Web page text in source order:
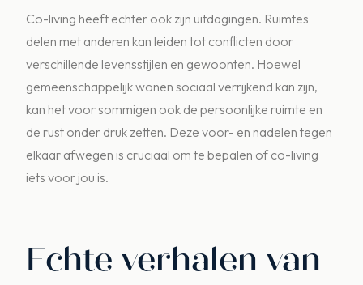
Co-living heeft echter ook zijn uitdagingen. Ruimtes
delen met anderen kan leiden tot conflicten door
verschillende levensstijlen en gewoonten. Hoewel
gemeenschappelijk wonen sociaal verrijkend kan zijn,
kan het voor sommigen ook de persoonlijke ruimte en
de rust onder druk zetten. Deze voor- en nadelen tegen
elkaar afwegen is cruciaal om te bepalen of co-living
iets voor jou is.
Echte verhalen van